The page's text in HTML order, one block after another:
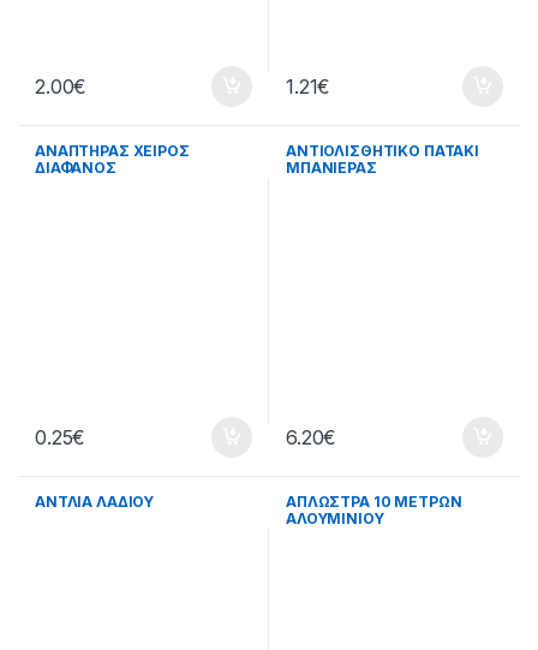
2.00€ 1.21€
ΑΝΑΠΤΗΡΑΣ ΧΕΙΡΟΣ
ΔΙΑΦΑΝΟΣ
0.25€
ΑΝΤΙΟΛΙΣΘΗΤΙΚΟ ΠΑΤΑΚΙ
ΜΠΑΝΙΕΡΑΣ
6.20€
ΑΝΤΛΙΑ ΛΑΔΙΟΥ
ΑΠΛΩΣΤΡΑ 10 ΜΕΤΡΩΝ
ΑΛΟΥΜΙΝΙΟΥ